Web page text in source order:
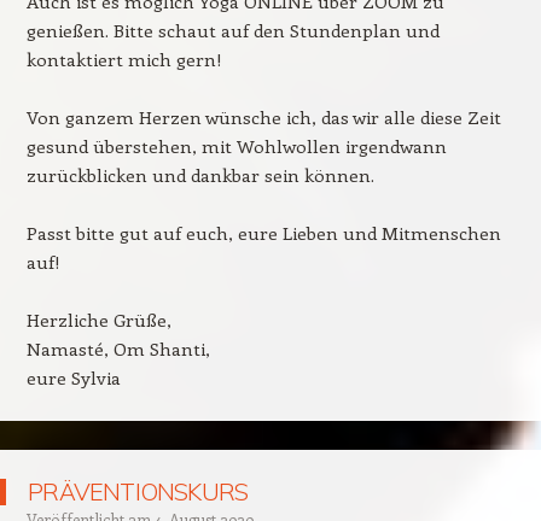
genießen. Bitte schaut auf den Stundenplan und
kontaktiert mich gern!
Von ganzem Herzen wünsche ich, das wir alle diese Zeit
gesund überstehen, mit Wohlwollen irgendwann
zurückblicken und dankbar sein können.
Passt bitte gut auf euch, eure Lieben und Mitmenschen
auf!
Herzliche Grüße,
Namasté, Om Shanti,
eure Sylvia
PRÄVENTIONSKURS